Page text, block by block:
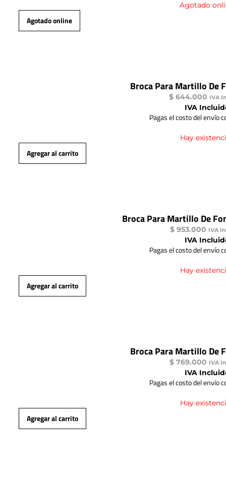
Agotado
Agotado online
Broca Para Martillo De
$644.000 IVA
IVA
Pagas el costo del envío
Hay
Agregar al carrito
Broca Para Martillo De
$953.000 IVA
IVA
Pagas el costo del envío
Hay
Agregar al carrito
Broca Para Martillo De
$769.000 IVA
IVA
Pagas el costo del envío
Hay
Agregar al carrito